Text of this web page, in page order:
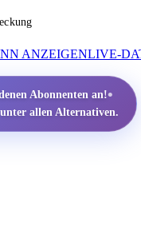
ANZEIGENLIVE-
Abonnenten an!•
allen Alternativen.